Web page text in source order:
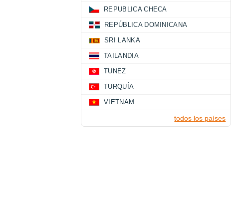
REPUBLICA CHECA
REPÚBLICA DOMINICANA
SRI LANKA
TAILANDIA
TUNEZ
TURQUÍA
VIETNAM
todos los países